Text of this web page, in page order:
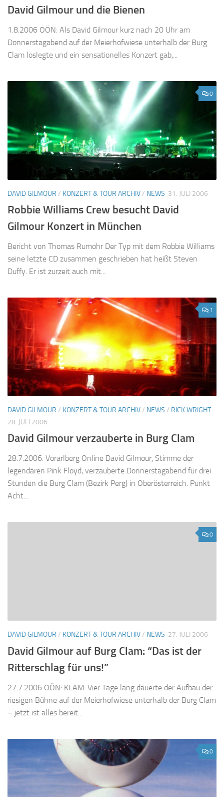
David Gilmour und die Bienen
1.8.2006 OÖN: Als David Gilmour kurz nach 20 Uhr am
Donnerstagabend auf der Meierhofwiese unterhalb der Burg
Clam loslegte und ein sensationelles Konzert gab,...
0
DAVID GILMOUR / KONZERT & TOUR ARCHIV/ NEWS 31. JULI 2006
Robbie Williams Crew besucht David
Gilmour Konzert in München
Bericht von Thomas Rumohr Der Typ mit dem Robbie Williams
seine letzte CD zusammen geschrieben hat heißt Steven
Duffy. Er ist zurzeit auch mit...
1
DAVID GILMOUR / KONZERT & TOUR ARCHIV/ NEWS / RICK WRIGHT
28. JULI 2006
David Gilmour verzauberte in Burg Clam
28.7.2006: Vorarlberg Online David Gilmour, Stimme der
legendären Pink Floyd, verzauberte Donnerstagabend für drei
Stunden die Burg Clam (Bezirk Perg) in Oberösterreich. Punkt
Acht...
0
DAVID GILMOUR / KONZERT & TOUR ARCHIV/ NEWS 27. JULI 2006
David Gilmour auf Burg Clam: “Das ist der
Ritterschlag für uns!”
27.7.2006 OÖN: KLAM. Vier Tage lang dauerte der Aufbau der
riesigen Bühne auf der Meierhofwiese unterhalb der Burg Clam
– jetzt ist alles bereit...
0